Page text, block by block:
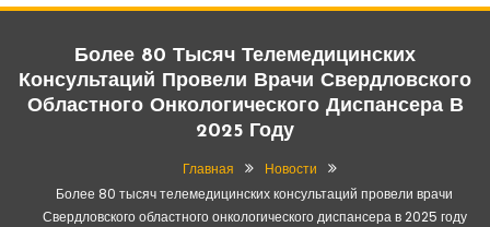
Более 80 Тысяч Телемедицинских
Консультаций Провели Врачи Свердловского
Областного Онкологического Диспансера В
2025 Году
Главная
Новости
Более 80 тысяч телемедицинских консультаций провели врачи
Свердловского областного онкологического диспансера в 2025 году